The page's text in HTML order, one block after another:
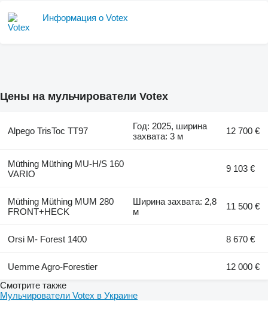
Информация о Votex
Цены на мульчирователи Votex
Alpego TrisToc TT97
Год: 2025, ширина
захвата: 3 м
12 700 €
Müthing Müthing MU-H/S 160
VARIO
9 103 €
Müthing Müthing MUM 280
FRONT+HECK
Ширина захвата: 2,8
м
11 500 €
Orsi M- Forest 1400 8 670 €
Uemme Agro-Forestier
12 000 €
Смотрите также
Мульчирователи Votex в Украине